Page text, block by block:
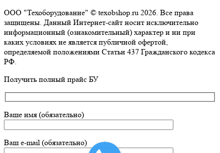
ООО "Техоборудование" © texobshop.ru 2026. Все права
защищены. Данный Интернет-сайт носит исключительно
информационный (ознакомительный) характер и ни при
каких условиях не является публичной офертой,
определяемой положениями Статьи 437 Гражданского кодекса
РФ.
Go
Получить полный прайс БУ
Ваше имя (обязательно)
Ваш e-mail (обязательно)